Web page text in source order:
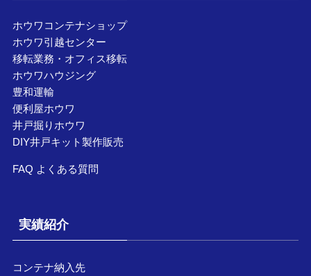
ホウワコンテナショップ
ホウワ引越センター
移転業務・オフィス移転
ホウワハウジング
豊和運輸
便利屋ホウワ
井戸掘りホウワ
DIY井戸キット製作販売
FAQ よくある質問
実績紹介
コンテナ納入先